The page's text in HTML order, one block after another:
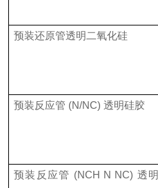
预装还原管透明二氧化硅
预装反应管 (N/NC) 透明硅胶
预装反应管 (NCH N NC) 透明